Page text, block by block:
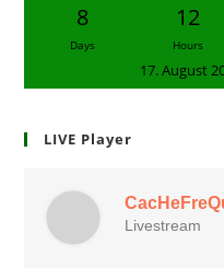
8
Days
12
Hours
17. August
LIVE Player